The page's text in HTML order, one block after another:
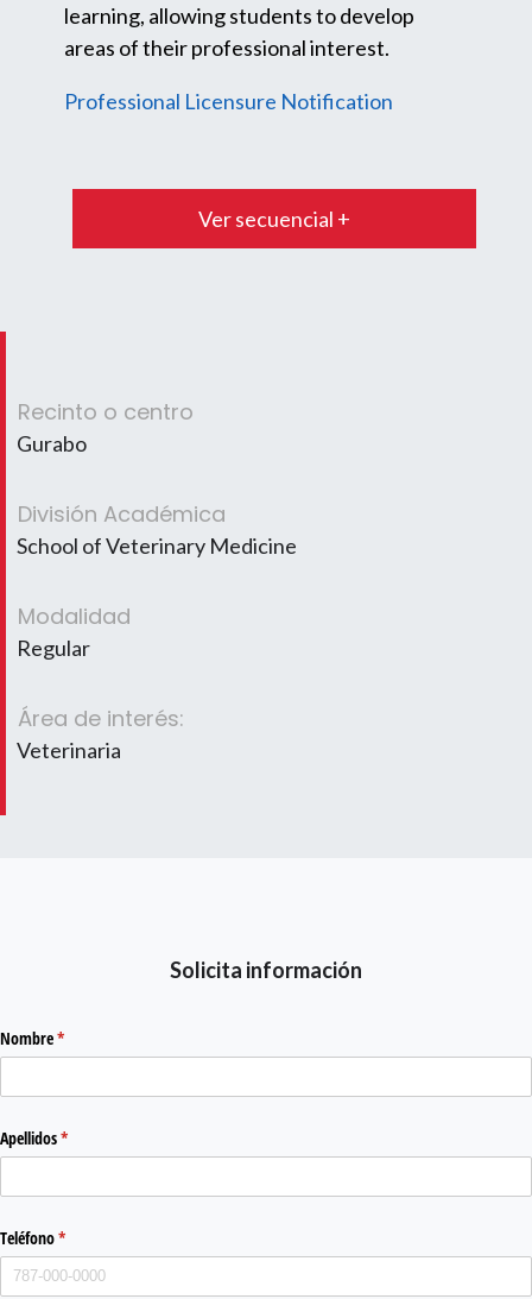
learning, allowing students to develop
areas of their professional interest.
Professional Licensure Notification
Ver secuencial +
Recinto o centro
Gurabo
División Académica
School of Veterinary Medicine
Modalidad
Regular
Área de interés:
Veterinaria
Solicita información
Nombre*
(required)
Apellidos*
(required)
Teléfono*
(required)